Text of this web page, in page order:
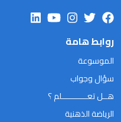
روابط هامة
الموسوعة
سؤال وجواب
هــل تعـــــــــــلم ؟
الرياضة الذهنية